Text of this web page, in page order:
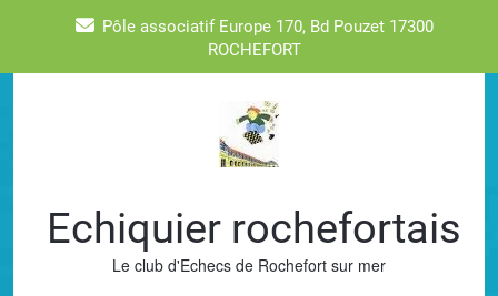
Pôle associatif Europe 170, Bd Pouzet 17300
ROCHEFORT
Echiquier rochefortais
Le club d'Echecs de Rochefort sur mer